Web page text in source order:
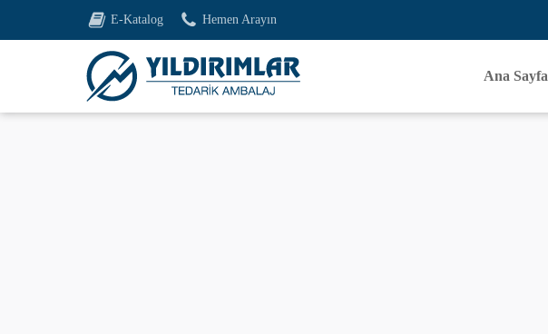
E-Katalog Hemen Arayın
Ana Sayfa